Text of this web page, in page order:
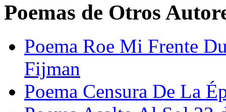
Poemas de Otros
Poema Roe Mi Frente
Fijman
Poema Censura De La